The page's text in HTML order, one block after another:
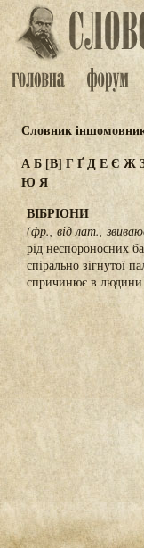
Словник
АБ [В] ГҐДЕЄ Ж
Ю Я
ВІБРІОНИ
(фр., від лат.,
рід неспороносних
спірально зігнутої
спричинює в людини